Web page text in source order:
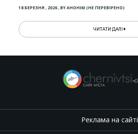
18 БЕРЕЗНЯ , 2026,BYАНОНІМ (НЕ ПЕРЕВІРЕНО)
ЧИТАТИ ДАЛІ
Реклама на сайті